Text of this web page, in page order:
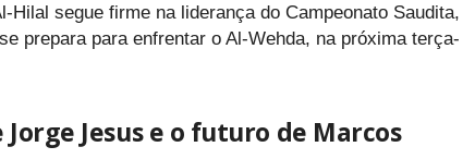
Hilal segue firme na liderança do Campeonato Saudita,
prepara para enfrentar o Al-Wehda, na próxima terça-
Jesus e o futuro de Marcos